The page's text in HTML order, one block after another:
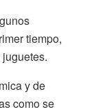
tiempo,
y de
como se